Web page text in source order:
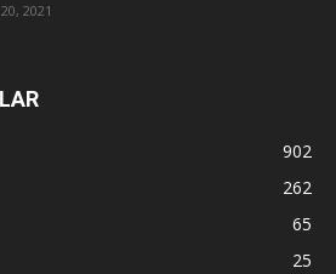
2021
902
262
65
25